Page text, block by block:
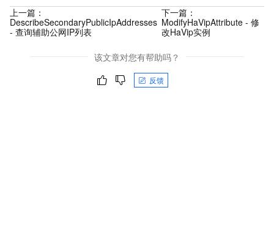
上一篇：
DescribeSecondaryPublicIpAddresses
- 查询辅助公网IP列表
下一篇：
ModifyHaVipAttribute - 修
改HaVip实例
该文章对您有帮助吗？
反馈